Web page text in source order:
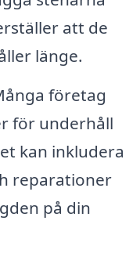
att de
länge.
företag
för underhåll
kan inkludera
reparationer
på din